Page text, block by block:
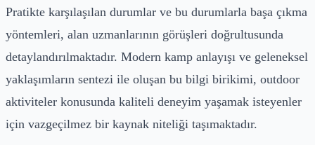
Pratikte karşılaşılan durumlar ve bu durumlarla başa çıkma
yöntemleri, alan uzmanlarının görüşleri doğrultusunda
detaylandırılmaktadır. Modern kamp anlayışı ve geleneksel
yaklaşımların sentezi ile oluşan bu bilgi birikimi, outdoor
aktiviteler konusunda kaliteli deneyim yaşamak isteyenler
için vazgeçilmez bir kaynak niteliği taşımaktadır.